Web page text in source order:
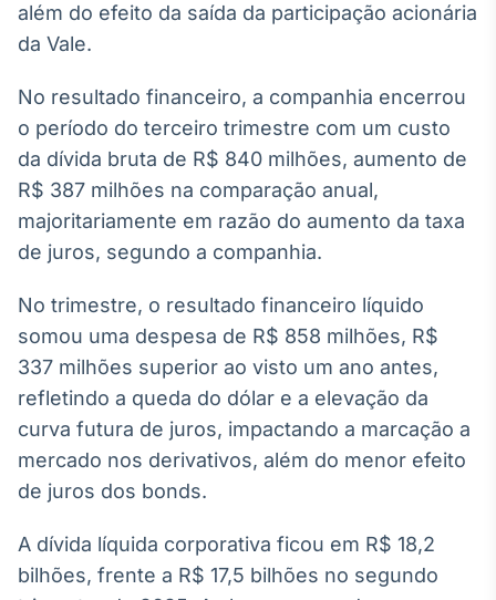
Cotações e
Broadcast
Widgets
Componentes
para conteúdos e
funcionalidades
Broadcast
Conteúdos e
dados para
displays e telas
Broadcast
conteúdos
noticiosos
Soluções de
além do efeito da saída da participação acionária
da Vale.
No resultado financeiro, a companhia encerrou
o período do terceiro trimestre com um custo
da dívida bruta de R$ 840 milhões, aumento de
R$ 387 milhões na comparação anual,
majoritariamente em razão do aumento da taxa
de juros, segundo a companhia.
No trimestre, o resultado financeiro líquido
somou uma despesa de R$ 858 milhões, R$
337 milhões superior ao visto um ano antes,
refletindo a queda do dólar e a elevação da
curva futura de juros, impactando a marcação a
mercado nos derivativos, além do menor efeito
de juros dos bonds.
A dívida líquida corporativa ficou em R$ 18,2
bilhões, frente a R$ 17,5 bilhões no segundo